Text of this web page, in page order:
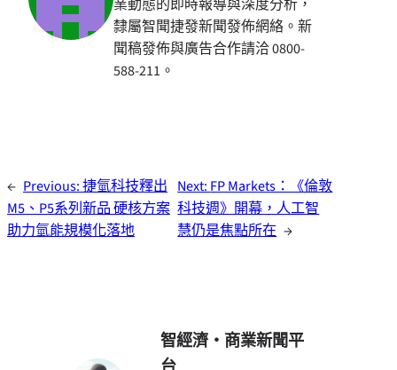
業動態的即時報導與深度分析，
隸屬智聞捷發新聞發佈網絡。新
聞稿發佈與廣告合作請洽 0800-
588-211。
← Previous:捷氫科技釋出
M5、P5系列新品 硬核方案
助力氫能規模化落地
Next: FP Markets：《倫敦
科技週》開幕，人工智
慧仍是焦點所在 →
智經濟・商業新聞平